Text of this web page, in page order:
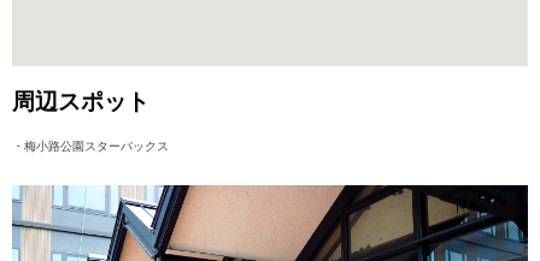
周辺スポット
・梅小路公園スターバックス